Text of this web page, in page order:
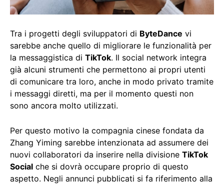
Tra i progetti degli sviluppatori di ByteDance vi
sarebbe anche quello di migliorare le funzionalità per
la messaggistica di TikTok. Il social network integra
già alcuni strumenti che permettono ai propri utenti
di comunicare tra loro, anche in modo privato tramite
i messaggi diretti, ma per il momento questi non
sono ancora molto utilizzati.
Per questo motivo la compagnia cinese fondata da
Zhang Yiming sarebbe intenzionata ad assumere dei
nuovi collaboratori da inserire nella divisione TikTok
Social che si dovrà occupare proprio di questo
aspetto. Negli annunci pubblicati si fa riferimento alla